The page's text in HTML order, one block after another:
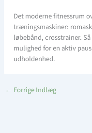
Det moderne fitnessrum
træningsmaskiner:
løbebånd, crosstrainer.
mulighed for en aktiv
udholdenhed.
← Forrige Indlæg